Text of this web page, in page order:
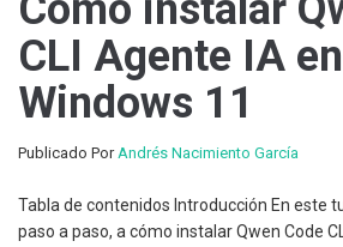
CLI Agente IA en
Windows 11
Publicado PorAndrés Nacimiento García
Tabla de contenidos Introducción En este
paso a paso, a cómo instalar Qwen Code